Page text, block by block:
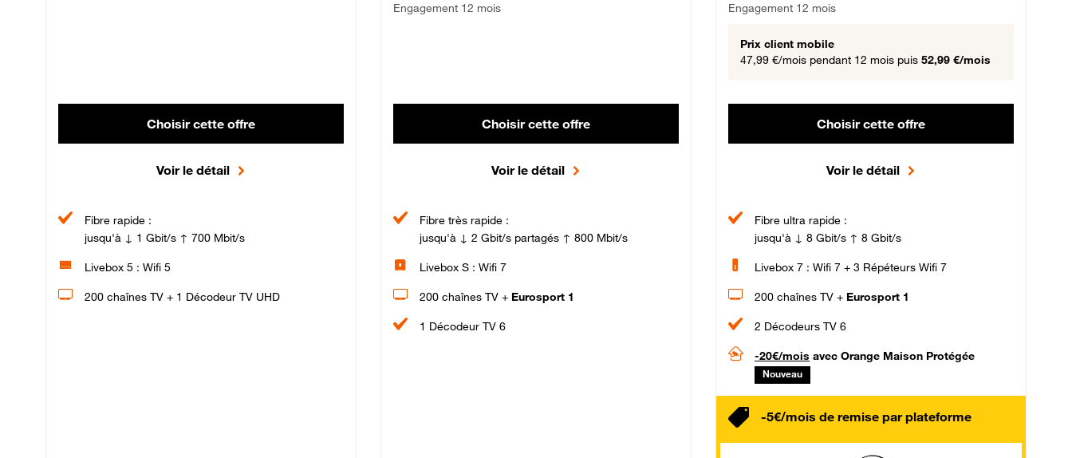
Choisir cette offre
Voir le détail
Fibre rapide :
jusqu'à ↓ 1 Gbit/s ↑ 700 Mbit/s
Livebox 5 : Wifi 5
200 chaînes TV + 1 Décodeur TV UHD
Engagement 12 mois
Choisir cette offre
Voir le détail
Fibre très rapide :
jusqu'à ↓ 2 Gbit/s partagés ↑ 800 Mbit/s
Livebox S : Wifi 7
200 chaînes TV + Eurosport 1
1 Décodeur TV 6
Engagement 12 mois
Prix client mobile
47,99 €/mois pendant 12 mois puis 52,99 €/mois
Choisir cette offre
Voir le détail
Fibre ultra rapide :
jusqu'à ↓ 8 Gbit/s ↑ 8 Gbit/s
Livebox 7 : Wifi 7 + 3 Répéteurs Wifi 7
200 chaînes TV + Eurosport 1
2 Décodeurs TV 6
-20€/mois avec Orange Maison Protégée
Nouveau
-5€/mois de remise par plateforme